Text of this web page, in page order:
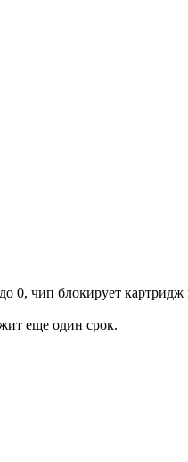
0, чип блокирует картридж
еще один срок.